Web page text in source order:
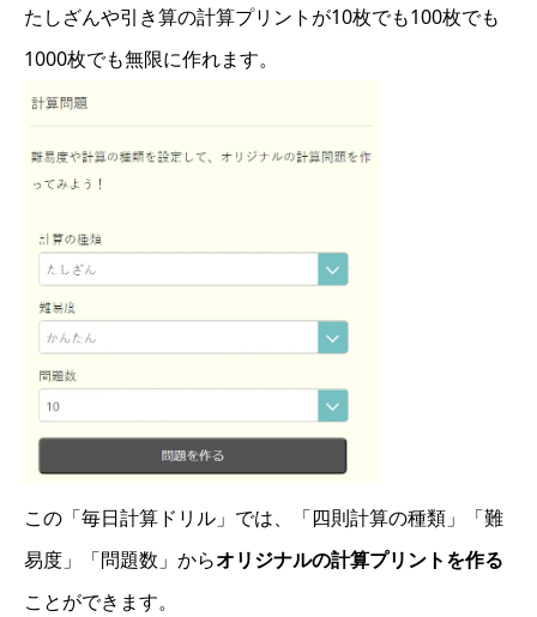
たしざんや引き算の計算プリントが10枚でも100枚でも
1000枚でも無限に作れます。
この「毎日計算ドリル」では、「四則計算の種類」「難
易度」「問題数」からオリジナルの計算プリントを作る
ことができます。